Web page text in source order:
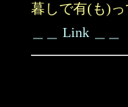
暮しで有(も)っ
＿＿ Link ＿＿